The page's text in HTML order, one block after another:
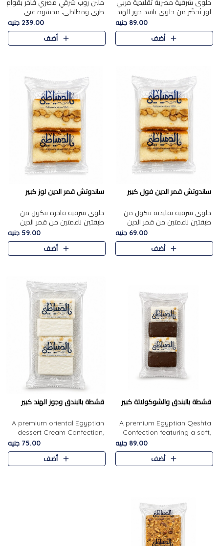
حلوى شرقية مصرية تقليدية مربي
لوز تُحضَّر من حلوى باسد جوز الهند
بقوام طري ومذاق غني، وتُزين
وتغطاه بقطع اللوز الفاخر التي
تضيف لمسة مميزة م..
89.00 جنيه
أضف
ملبن روب شرقي مصري فاخر بقوام
طري ومطاطي، محشوة غني
بسخاء بقطع عين الجمل واللوز
الفاخر التي تضيف قرمشة مميزة
ومرضية ونكهة ناتي غنية في كل
239.00 جنيه
أضف
ساندوتش قمر الدين فول كبير
حلوى شرقية تقليدية تتكون من
طبقتين ناعمتين من قمر الدين
الفاخر، تتوسطهما حشوة غنية من
الفول السوداني المحمص، لتجمع
بين حلاوة المشمش الطبيعية..
69.00 جنيه
أضف
ساندوتش قمر الدين لوز كبير
حلوى شرقية فاخرة تتكون من
طبقتين ناعمتين من قمر الدين
الفاخر، تتوسطهما حشوة غنية من
اللوز المحمص لتمنح مزيجًا متوازنًا
من النعومة والقرمشة. ..
59.00 جنيه
أضف
قشطة بالبندق والشوكولاتة كبير
A premium Egyptian Qeshta
Confection featuring a soft,
creamy texture paired with a
rich layer of premium
chocolate and the distinctive
89.00 جنيه
أضف
قشطة بالبندق وجوز الهند كبير
A premium oriental Egyptian
dessert Cream Confection,
featuring a soft, creamy
texture and the distinctive
flavor of roasted hazelnuts.
75.00 جنيه
أضف